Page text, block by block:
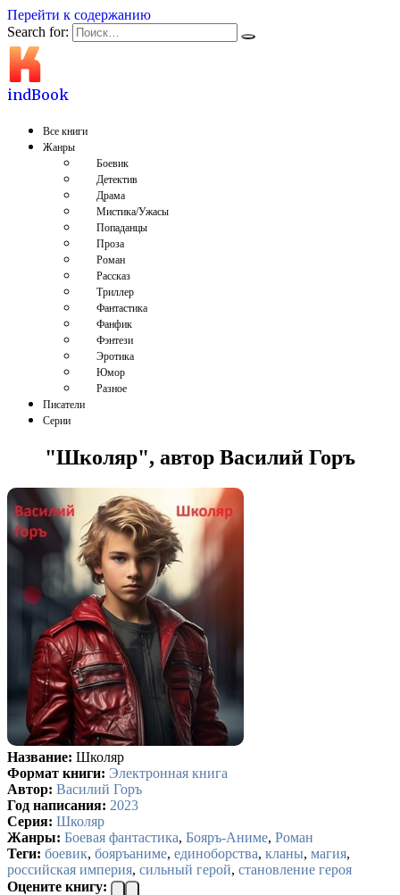
Перейти к содержанию
Search for:
indBook
Все книги
Жанры
Боевик
Детектив
Драма
Мистика/Ужасы
Попаданцы
Проза
Роман
Рассказ
Триллер
Фантастика
Фанфик
Фэнтези
Эротика
Юмор
Разное
Писатели
Серии
"Школяр", автор Василий Горъ
Название: Школяр
Формат книги: Электронная книга
Автор: Василий Горъ
Год написания: 2023
Серия: Школяр
Жанры: Боевая фантастика, Бояръ-Аниме, Роман
Теги: боевик, бояръаниме, единоборства, кланы, магия,
российская империя, сильный герой, становление героя
Оцените книгу: